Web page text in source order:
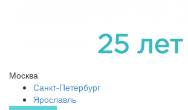
Москва
Санкт-Петербург
Ярославль